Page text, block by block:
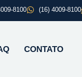
8100 (16) 4009-8100
CONTATO